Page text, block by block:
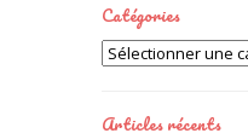
Catégories
Catégories
Articles récents